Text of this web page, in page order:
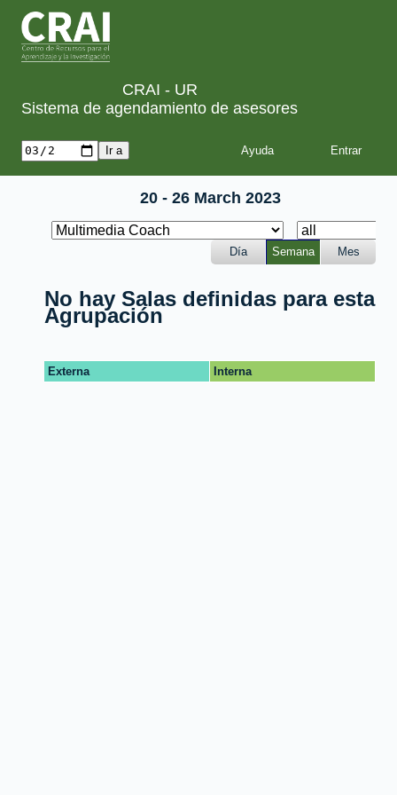
CRAI - UR
Sistema de agendamiento de asesores
Ayuda
20 - 26 March 2023
Día Semana Mes
No hay Salas definidas para esta
Agrupación
Externa Interna